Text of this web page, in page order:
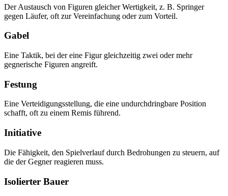
Der Austausch von Figuren gleicher Wertigkeit, z. B. Springer
gegen Läufer, oft zur Vereinfachung oder zum Vorteil.
Gabel
Eine Taktik, bei der eine Figur gleichzeitig zwei oder mehr
gegnerische Figuren angreift.
Festung
Eine Verteidigungsstellung, die eine undurchdringbare Position
schafft, oft zu einem Remis führend.
Initiative
Die Fähigkeit, den Spielverlauf durch Bedrohungen zu steuern, auf
die der Gegner reagieren muss.
Isolierter Bauer